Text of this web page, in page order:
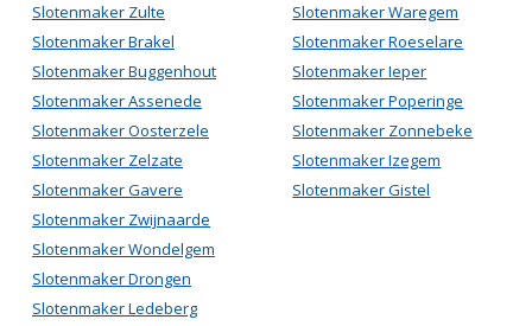
Slotenmaker Zulte
Slotenmaker Brakel
Slotenmaker Buggenhout
Slotenmaker Assenede
Slotenmaker Oosterzele
Slotenmaker Zelzate
Slotenmaker Gavere
Slotenmaker Zwijnaarde
Slotenmaker Wondelgem
Slotenmaker Drongen
Slotenmaker Ledeberg
Slotenmaker Waregem
Slotenmaker Roeselare
Slotenmaker Ieper
Slotenmaker Poperinge
Slotenmaker Zonnebeke
Slotenmaker Izegem
Slotenmaker Gistel